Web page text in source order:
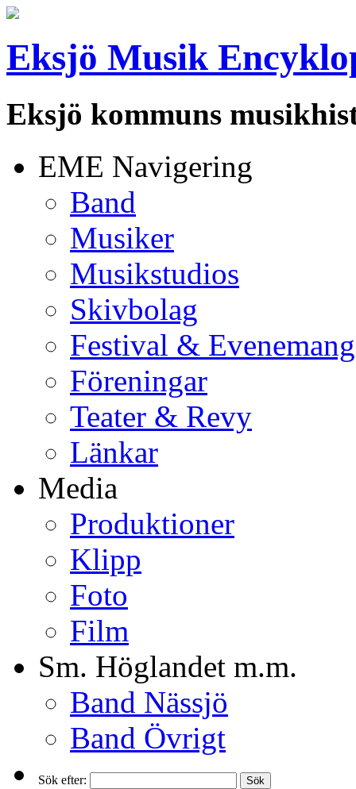
Eksjö Musik
Eksjö kommuns
EME Navigering
Band
Musiker
Musikstudios
Skivbolag
Festival & Evenemang
Föreningar
Teater & Revy
Länkar
Media
Produktioner
Klipp
Foto
Film
Sm. Höglandet m.m.
Band Nässjö
Band Övrigt
Sök efter: